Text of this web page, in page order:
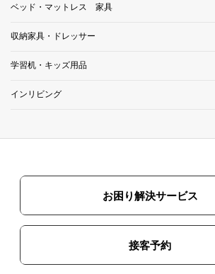
ベッド・マットレス 家具
収納家具・ドレッサー
学習机・キッズ用品
インリビング
お困り解決サービス
接客予約